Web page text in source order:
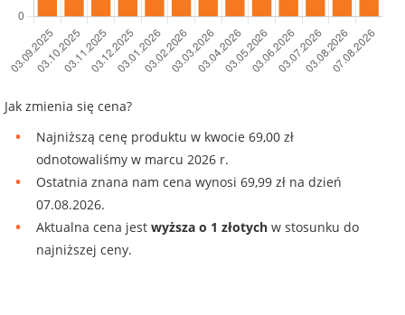
Jak zmienia się cena?
Najniższą cenę produktu w kwocie 69,00 zł
odnotowaliśmy w marcu 2026 r.
Ostatnia znana nam cena wynosi 69,99 zł na dzień
07.08.2026.
Aktualna cena jest wyższa o 1 złotych w stosunku do
najniższej ceny.